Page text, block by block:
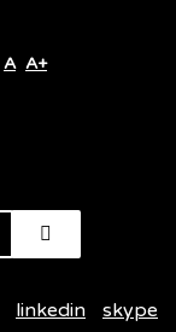
A A+
linkedin skype